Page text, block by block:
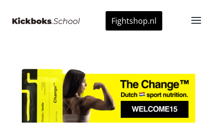
Fightshop.nl